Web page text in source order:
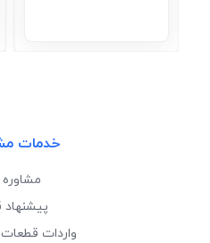
خدمات
واردات